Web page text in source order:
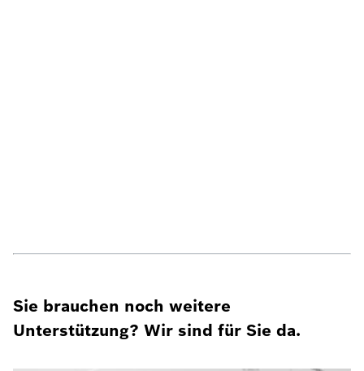
Sie brauchen noch weitere
Unterstützung? Wir sind für Sie da.